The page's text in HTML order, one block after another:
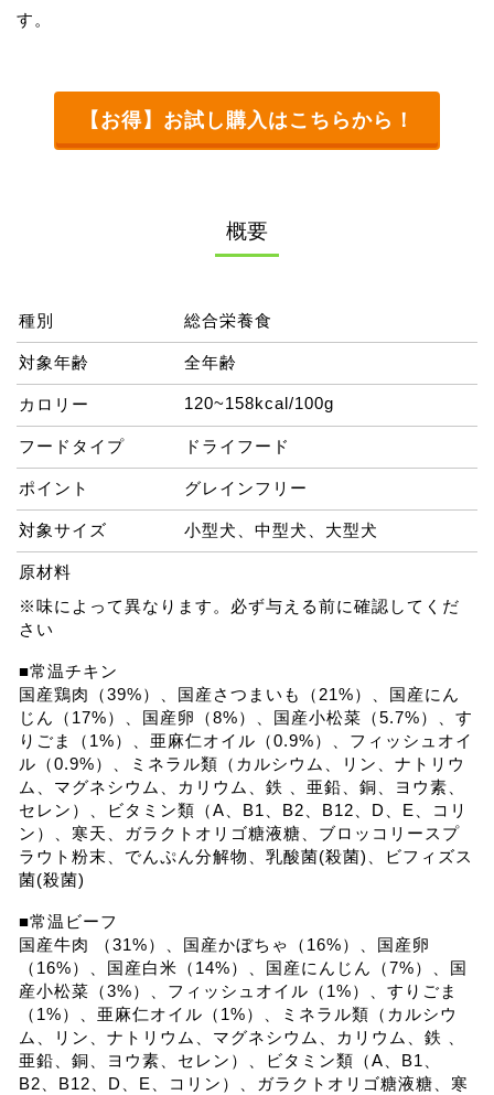
す。
【お得】お試し購入はこちらから！
概要
種別 総合栄養食
対象年齢 全年齢
カロリー 120~158kcal/100g
フードタイプ ドライフード
ポイント グレインフリー
対象サイズ 小型犬、中型犬、大型犬
原材料
※味によって異なります。必ず与える前に確認してくだ
さい
■常温チキン
国産鶏肉（39%）、国産さつまいも（21%）、国産にん
じん（17%）、国産卵（8%）、国産小松菜（5.7%）、す
りごま（1%）、亜麻仁オイル（0.9%）、フィッシュオイ
ル（0.9%）、ミネラル類（カルシウム、リン、ナトリウ
ム、マグネシウム、カリウム、鉄 、亜鉛、銅、ヨウ素、
セレン）、ビタミン類（A、B1、B2、B12、D、E、コリ
ン）、寒天、ガラクトオリゴ糖液糖、ブロッコリースプ
ラウト粉末、でんぷん分解物、乳酸菌(殺菌)、ビフィズス
菌(殺菌)
■常温ビーフ
国産牛肉 （31%）、国産かぼちゃ（16%）、国産卵
（16%）、国産白米（14%）、国産にんじん（7%）、国
産小松菜（3%）、フィッシュオイル（1%）、すりごま
（1%）、亜麻仁オイル（1%）、ミネラル類（カルシウ
ム、リン、ナトリウム、マグネシウム、カリウム、鉄 、
亜鉛、銅、ヨウ素、セレン）、ビタミン類（A、B1、
B2、B12、D、E、コリン）、ガラクトオリゴ糖液糖、寒